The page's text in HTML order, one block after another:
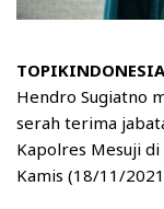
Hendro Sugiatno
serah terima
Kapolres Mesuji
Kamis (18/11/